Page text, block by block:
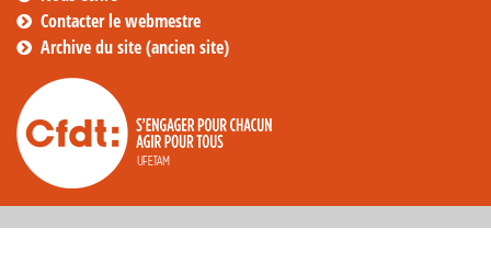
Contacter le webmestre
Archive du site (ancien site)